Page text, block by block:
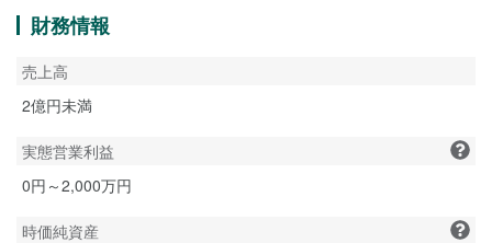
財務情報
売上高
2億円未満
実態営業利益
0円～2,000万円
時価純資産